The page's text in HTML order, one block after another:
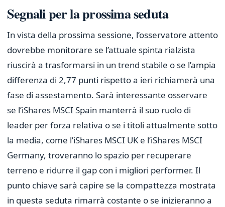
Segnali per la prossima seduta
In vista della prossima sessione, l’osservatore attento
dovrebbe monitorare se l’attuale spinta rialzista
riuscirà a trasformarsi in un trend stabile o se l’ampia
differenza di 2,77 punti rispetto a ieri richiamerà una
fase di assestamento. Sarà interessante osservare
se l’iShares MSCI Spain manterrà il suo ruolo di
leader per forza relativa o se i titoli attualmente sotto
la media, come l’iShares MSCI UK e l’iShares MSCI
Germany, troveranno lo spazio per recuperare
terreno e ridurre il gap con i migliori performer. Il
punto chiave sarà capire se la compattezza mostrata
in questa seduta rimarrà costante o se inizieranno a